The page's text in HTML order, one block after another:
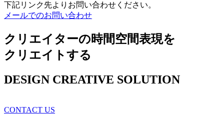
下記リンク先よりお問い合わせください。
メールでのお問い合わせ
クリエイターの時間空間表現を
クリエイトする
DESIGN CREATIVE SOLUTION
CONTACT US